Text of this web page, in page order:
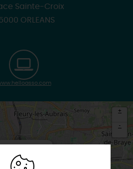
Sainte-Croix
ORLEANS
×
ORLEANS
+
-